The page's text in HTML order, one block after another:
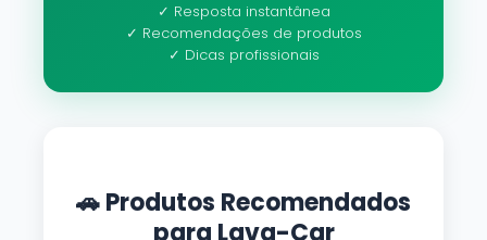
✓ Resposta instantânea
✓ Recomendações de produtos
✓ Dicas profissionais
🚗 Produtos Recomendados
para Lava-Car